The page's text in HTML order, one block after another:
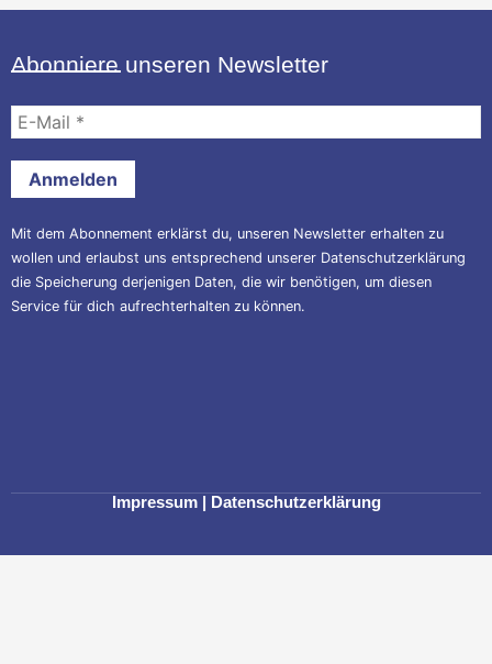
Abonniere unseren Newsletter
Mail
Mit dem Abonnement erklärst du, unseren Newsletter erhalten zu
wollen und erlaubst uns entsprechend unserer Datenschutzerklärung
die Speicherung derjenigen Daten, die wir benötigen, um diesen
Service für dich aufrechterhalten zu können.
Impressum| Datenschutzerklärung